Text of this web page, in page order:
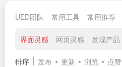
UED团队 常用工具 常用推荐
界面灵感 网页灵感 发现产品
排序 发布 更新 浏览 点赞